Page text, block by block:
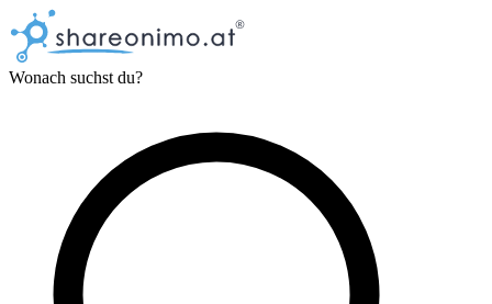
Wonach suchst du?